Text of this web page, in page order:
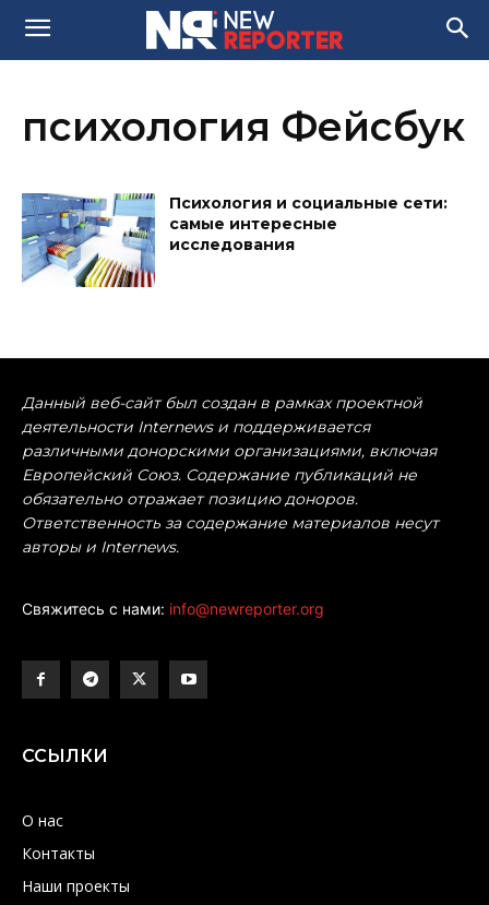
психология Фейсбук
Психология и социальные сети:
самые интересные
исследования
Данный веб-сайт был создан в рамках проектной
деятельности Internews и поддерживается
различными донорскими организациями, включая
Европейский Союз. Содержание публикаций не
обязательно отражает позицию доноров.
Ответственность за содержание материалов несут
авторы и Internews.
Свяжитесь с нами: info@newreporter.org
ССЫЛКИ
О нас
Контакты
Наши проекты